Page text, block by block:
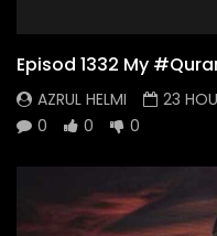
Episod 1332 My
AZRUL HELMI 23
0
0 0